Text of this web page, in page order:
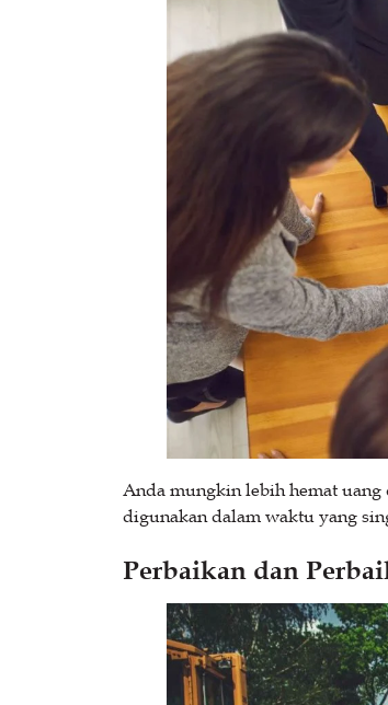
Anda mungkin lebih hemat uang
digunakan dalam waktu yang
Perbaikan dan